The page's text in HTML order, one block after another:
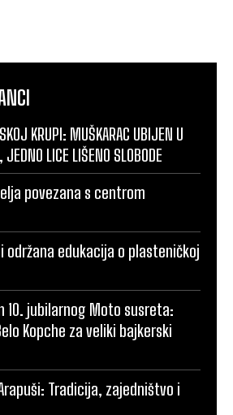
KRUPI: MUŠKARAC UBIJEN U
JEDNO LICE LIŠENO SLOBODE
povezana s centrom
održana edukacija o plasteničkoj
10. jubilarnog Moto susreta:
Kopche za veliki bajkerski
Tradicija, zajedništvo i